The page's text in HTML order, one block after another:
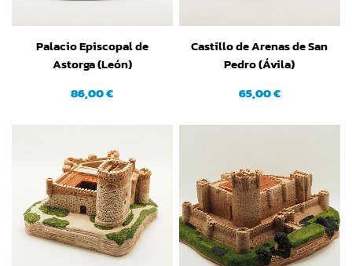
Palacio Episcopal de
Astorga (León)
86,00 €
Castillo de Arenas de San
Pedro (Ávila)
65,00 €